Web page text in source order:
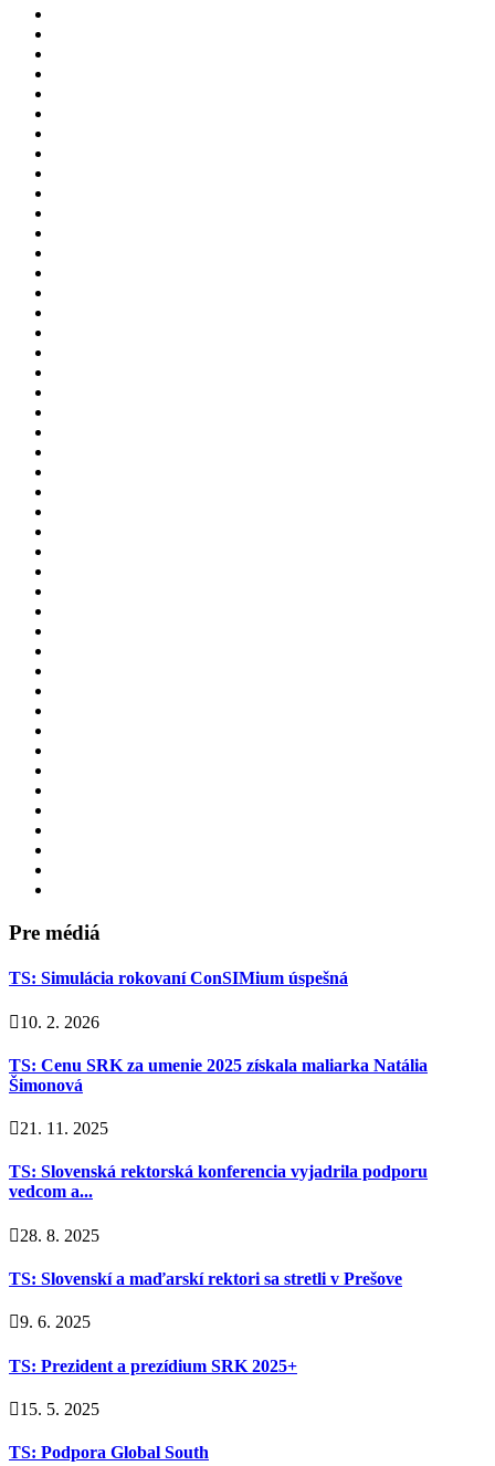
Pre médiá
TS: Simulácia rokovaní ConSIMium úspešná
10. 2. 2026
TS: Cenu SRK za umenie 2025 získala maliarka Natália
Šimonová
21. 11. 2025
TS: Slovenská rektorská konferencia vyjadrila podporu
vedcom a...
28. 8. 2025
TS: Slovenskí a maďarskí rektori sa stretli v Prešove
9. 6. 2025
TS: Prezident a prezídium SRK 2025+
15. 5. 2025
TS: Podpora Global South